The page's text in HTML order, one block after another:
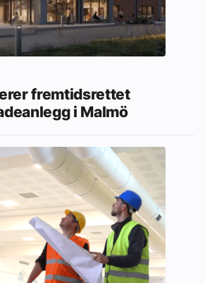
fremtidsrettet
i Malmö